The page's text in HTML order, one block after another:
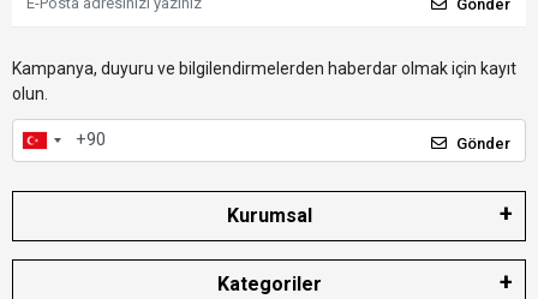
Gönder
Kampanya, duyuru ve bilgilendirmelerden haberdar olmak için kayıt
olun.
Gönder
Kurumsal
Kategoriler